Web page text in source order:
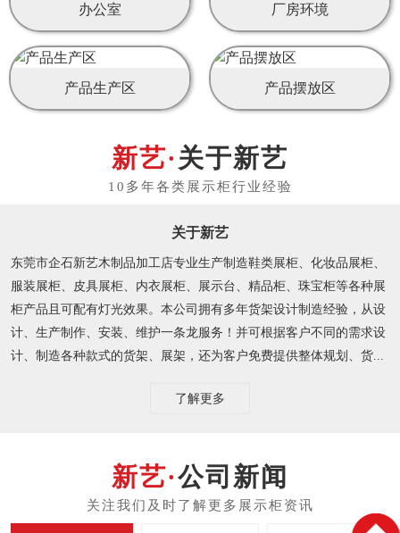
办公室 厂房环境
产品生产区 产品摆放区
关于新艺
关于新艺
东莞市企石新艺木制品加工店专业生产制造鞋类展柜、化妆品展柜、
服装展柜、皮具展柜、内衣展柜、展示台、精品柜、珠宝柜等各种展
柜产品且可配有灯光效果。本公司拥有多年货架设计制造经验，从设
计、生产制作、安装、维护一条龙服务！并可根据客户不同的需求设
计、制造各种款式的货架、展架，还为客户免费提供整体规划、货...
了解更多
公司新闻